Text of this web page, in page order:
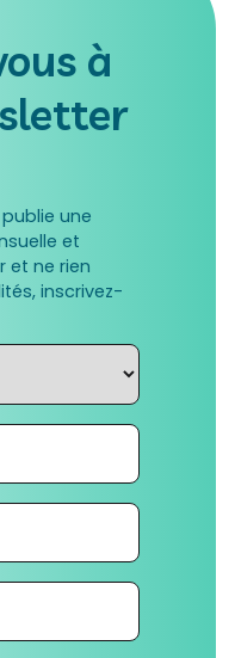
à
publie une
et
et ne rien
inscrivez-